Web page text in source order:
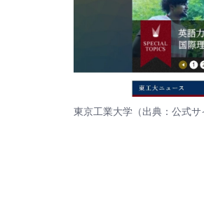
東京工業大学（出典： 公式サ